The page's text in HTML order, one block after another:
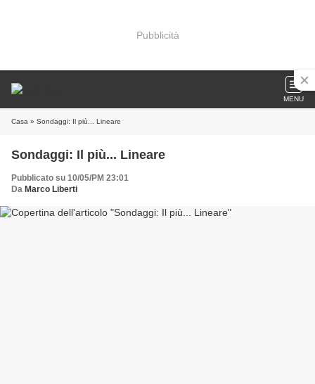
Pubblicità
MENU
Casa » Sondaggi: Il più... Lineare
Sondaggi: Il più... Lineare
Pubblicato su 10/05/PM 23:01
Da Marco Liberti